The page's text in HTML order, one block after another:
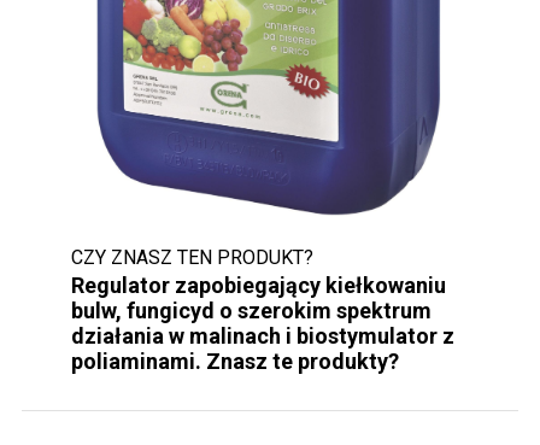
CZY ZNASZ TEN PRODUKT?
Regulator zapobiegający kiełkowaniu
bulw, fungicyd o szerokim spektrum
działania w malinach i biostymulator z
poliaminami. Znasz te produkty?